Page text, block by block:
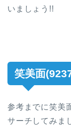
いましょう!!
笑美面
参考までに笑美
サーチしてみま